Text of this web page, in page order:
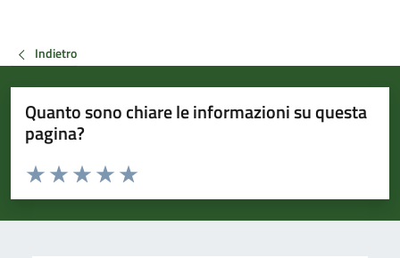
Indietro
Quanto sono chiare le informazioni su questa
pagina?
Valuta da 1 a 5 stelle la pagina
Valuta 5 stelle su 5
Valuta 4 stelle su 5
Valuta 3 stelle su 5
Valuta 2 stelle su 5
Valuta 1 stelle su 5